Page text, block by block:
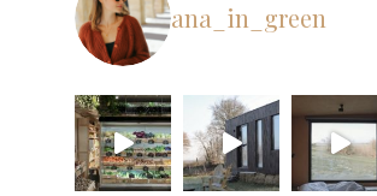
ana_in_green